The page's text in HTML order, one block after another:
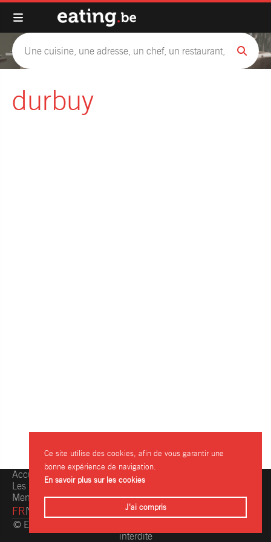
durbuy
Accueil
Les restaurants
Mentions légales
Une question, une info ?
Contactez-nous
FRNL
© Eating.be 2004-2026 - Toute reproduction même partielle
interdite
Ce site utilise des cookies, afin de vous garantir une
bonne expérience de navigation.
En savoir plus sur les cookies
J'ai compris